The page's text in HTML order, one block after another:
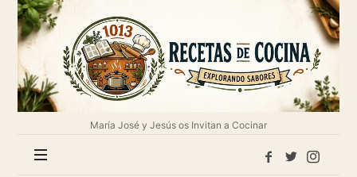
1013
Recetas
de
cocina
María José y Jesús os Invitan a Cocinar